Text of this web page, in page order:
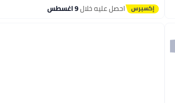
احصل عليه خلال9 اغسطس